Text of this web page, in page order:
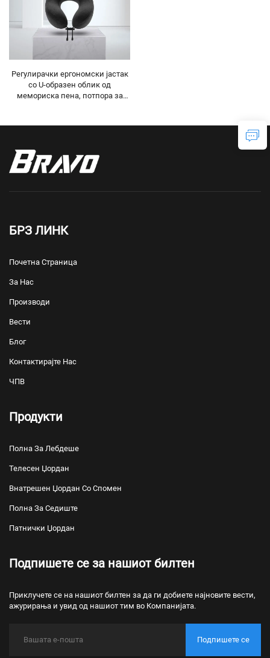
Регулирачки ергономски јастак
со U-образен облик од
мемориска пена, потпора за
БРЗ ЛИНК
Почетна Страница
За Нас
Производи
Вести
Блог
Контактирајте Нас
ЧПВ
Продукти
Полна За Лебдеше
Телесен Џордан
Внатрешен Џордан Со Спомен
Полна За Седиште
Патнички Џордан
Подпишете се за нашиот билтен
Приклучете се на нашиот билтен за да ги добиете најновите вести,
ажурирања и увид од нашиот тим во Компанијата.
Подпишете се